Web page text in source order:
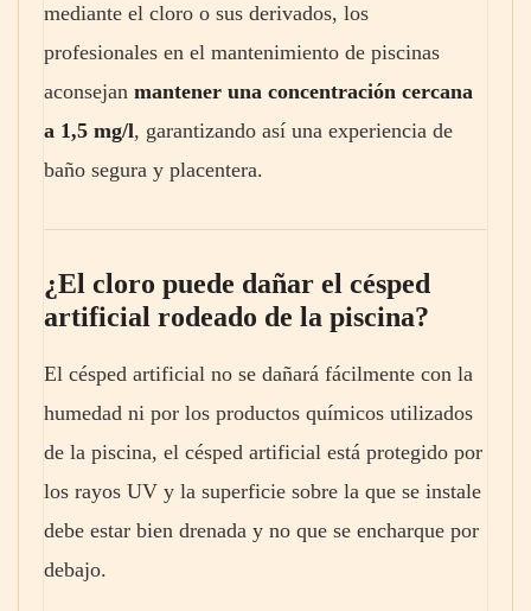
mediante el cloro o sus derivados, los
profesionales en el mantenimiento de piscinas
aconsejan mantener una concentración cercana
a 1,5 mg/l, garantizando así una experiencia de
baño segura y placentera.
¿El cloro puede dañar el césped
artificial rodeado de la piscina?
El césped artificial no se dañará fácilmente con la
humedad ni por los productos químicos utilizados
de la piscina, el césped artificial está protegido por
los rayos UV y la superficie sobre la que se instale
debe estar bien drenada y no que se encharque por
debajo.